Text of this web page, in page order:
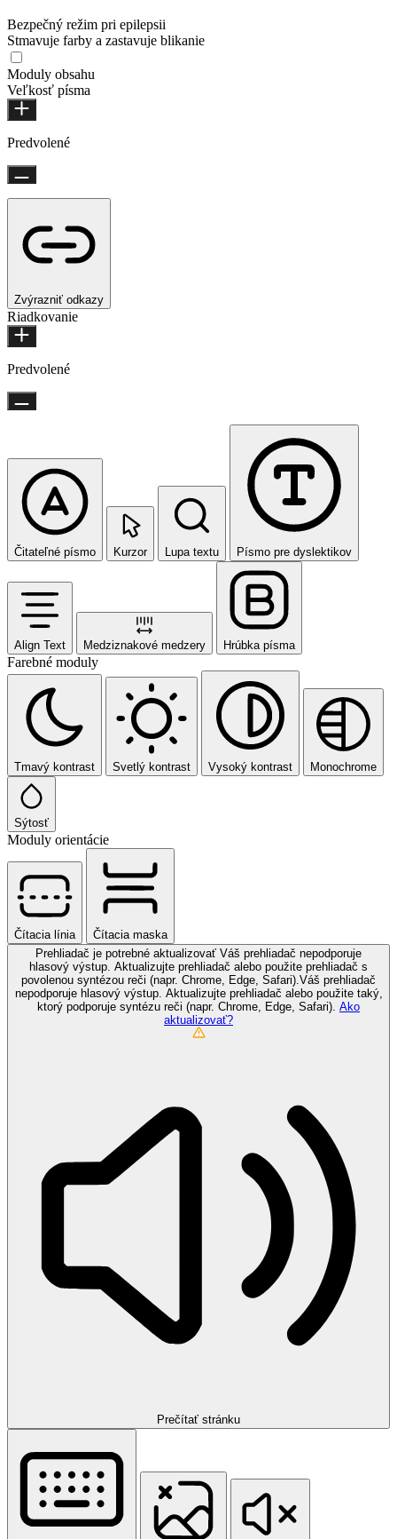
Bezpečný režim pri epilepsii
Stmavuje farby a zastavuje blikanie
Moduly obsahu
Veľkosť písma
Predvolené
Zvýrazniť odkazy
Riadkovanie
Predvolené
Čitateľné písmo Kurzor Lupa textu Písmo pre dyslektikov
Align Text Medziznakové medzery Hrúbka písma
Farebné moduly
Tmavý kontrast Svetlý kontrast Vysoký kontrast Monochrome
Sýtosť
Moduly orientácie
Čítacia línia
Čítacia maska
Prehliadač je potrebné aktualizovať Váš prehliadač nepodporuje
hlasový výstup. Aktualizujte prehliadač alebo použite prehliadač s
povolenou syntézou reči (napr. Chrome, Edge, Safari).Váš prehliadač
nepodporuje hlasový výstup. Aktualizujte prehliadač alebo použite taký,
ktorý podporuje syntézu reči (napr. Chrome, Edge, Safari). Ako
aktualizovať?
Prečítať stránku